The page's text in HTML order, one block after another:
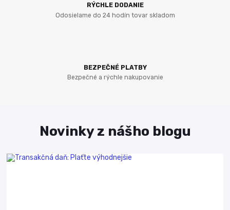
RÝCHLE DODANIE
Odosielame do 24 hodín tovar skladom
BEZPEČNÉ PLATBY
Bezpečné a rýchle nakupovanie
Novinky z nášho blogu